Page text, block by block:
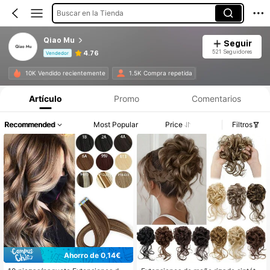
Buscar en la Tienda
Qiao Mu
Vendedor 4.76
Seguir
521 Seguidores
10K Vendido recientemente 1.5K Compra repetida
Artículo Promo Comentarios
Recommended Most Popular Price Filtros
Ahorro de 0,14€